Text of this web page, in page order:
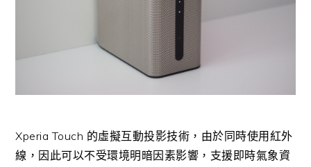
Xperia Touch 的虛擬互動投影技術，由於同時使用紅外
線，因此可以不受環境明暗因素影響，支援即時氣象資